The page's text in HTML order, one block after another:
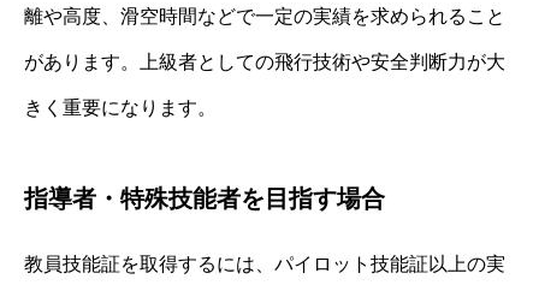
離や高度、滑空時間などで一定の実績を求められること
があります。上級者としての飛行技術や安全判断力が大
きく重要になります。
指導者・特殊技能者を目指す場合
教員技能証を取得するには、パイロット技能証以上の実